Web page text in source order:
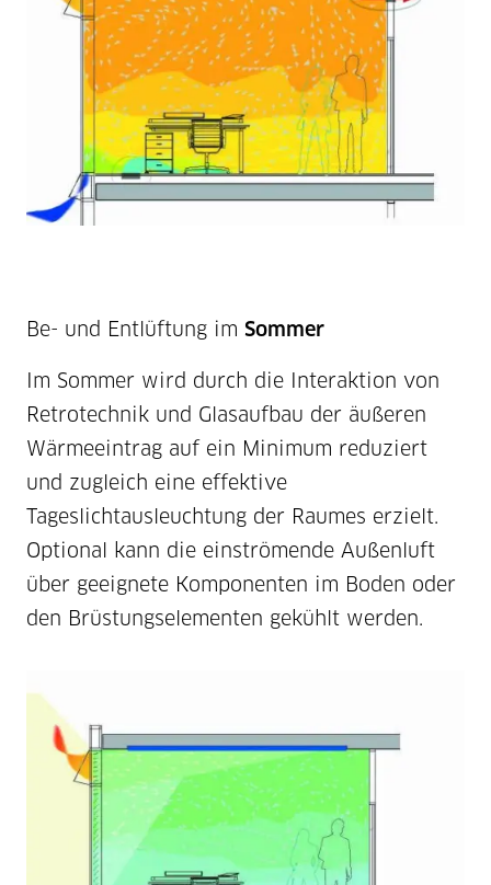
Be- und Entlüftung im Sommer
Im Sommer wird durch die Interaktion von
Retrotechnik und Glasaufbau der äußeren
Wärmeeintrag auf ein Minimum reduziert
und zugleich eine effektive
Tageslichtausleuchtung der Raumes erzielt.
Optional kann die einströmende Außenluft
über geeignete Komponenten im Boden oder
den Brüstungselementen gekühlt werden.